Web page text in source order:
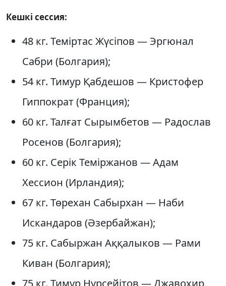
Кешкі сессия:
48 кг. Теміртас Жүсіпов — Эргюнал
Сабри (Болгария);
54 кг. Тимур Қабдешов — Кристофер
Гиппократ (Франция);
60 кг. Талғат Сырымбетов — Радослав
Росенов (Болгария);
60 кг. Серік Теміржанов — Адам
Хессион (Ирландия);
67 кг. Төрехан Сабырхан — Наби
Искандаров (Әзербайжан);
75 кг. Сабыржан Аққалыков — Рами
Киван (Болгария);
75 кг. Тимур Нұрсейітов — Джавохир